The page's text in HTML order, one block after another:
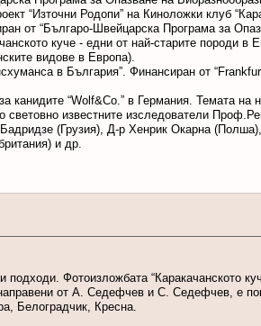
“Източни Родопи” на Киноложки клуб
от “Българо-Швейцарска Програма за
куче - едни от най-старите
видове в Европа).
в България”. Финансиран от
“Wolf&Со.” в Германия. Темата на
известните изследователи
(Грузия), Д-р Хенрик Окарна
и др.
подходи. Фотоизложбата
от А. Седефчев и С. Седефчев, е
Белоградчик, Кресна.